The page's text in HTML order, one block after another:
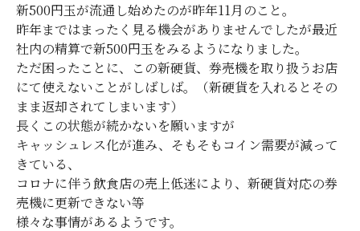
新500円玉が流通し始めたのが昨年11月のこと。
昨年まではまったく見る機会がありませんでしたが最近
社内の精算で新500円玉をみるようになりました。
ただ困ったことに、この新硬貨、券売機を取り扱うお店
にて使えないことがしばしば。（新硬貨を入れるとその
まま返却されてしまいます）
長くこの状態が続かないを願いますが
キャッシュレス化が進み、そもそもコイン需要が減って
きている、
コロナに伴う飲食店の売上低迷により、新硬貨対応の券
売機に更新できない等
様々な事情があるようです。